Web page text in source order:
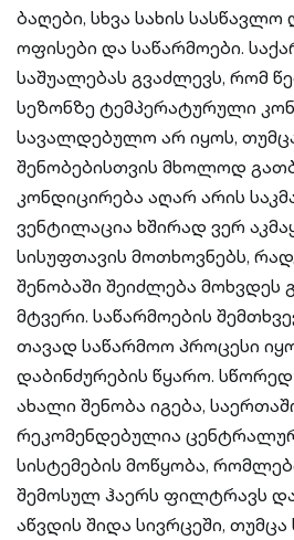
ბაღები, სხვა სახის
ოფისები და საწარმოები.
საშუალებას გვაძლევს, რომ
სეზონზე ტემპერატურული
სავალდებულო არ იყოს,
შენობებისთვის მხოლოდ
კონდიცირება აღარ არის
ვენტილაცია ხშირად ვერ
სისუფთავის მოთხოვნებს,
შენობაში შეიძლება
მტვერი. საწარმოების
თავად საწარმოო პროცესი
დაბინძურების წყარო.
ახალი შენობა იგება,
რეკომენდებულია
სისტემების მოწყობა,
შემოსულ ჰაერს ფილტრავს
აწვდის შიდა სივრცეში,